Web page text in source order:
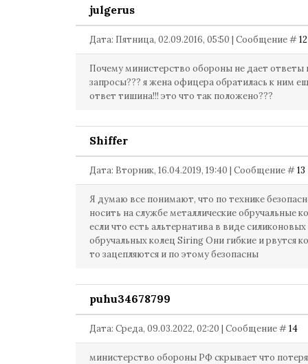
julgerus
Дата: Пятница, 02.09.2016, 05:50 | Сообщение #12
Почему министерство обороны не дает ответы
запросы??? я жена офицера обратилась к ним
ответ тишина!!! это что так положено???
Shiffer
Дата: Вторник, 16.04.2019, 19:40 | Сообщение #13
Я думаю все понимают, что по технике
носить на службе металлические обручальные
если что есть альтернатива в виде силиконовых
обручальных колец Siring Они гибкие и рвутся
то зацепляются и по этому безопасны
puhu34678799
Дата: Среда, 09.03.2022, 02:20 | Сообщение #14
министерство обороны РФ скрывает что